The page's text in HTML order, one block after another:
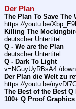
Der Plan
The Plan To Save The
https://youtu.be/
Killing The
deutscher Untertitel
Q - We are the Plan
deutscher Untertitel
Q - Dark To Light
v=NGuyUyRBsA4 /down
Der Plan die Welt zu
https://youtu.be/
The Best of the Best Q
100+ Q Proof Graphics